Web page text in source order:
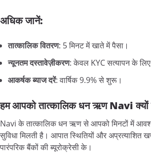
अधिकजानें:
तात्कालिकवितरण: 5 मिनट में खाते में पैसा।
न्यूनतमदस्तावेज़ीकरण: केवल KYC सत्यापन के लिए
आकर्षकब्याजदरें: वार्षिक 9.9% से शुरू।
हमआपकोतात्कालिकधनऋण Naviक्यों
Navi के तात्कालिक धन ऋण से आपको मिनटों में
सुविधा मिलती है। आपात स्थितियों और अप्रत्याशित
पारंपरिक बैंकों की ब्यूरोक्रेसी के।